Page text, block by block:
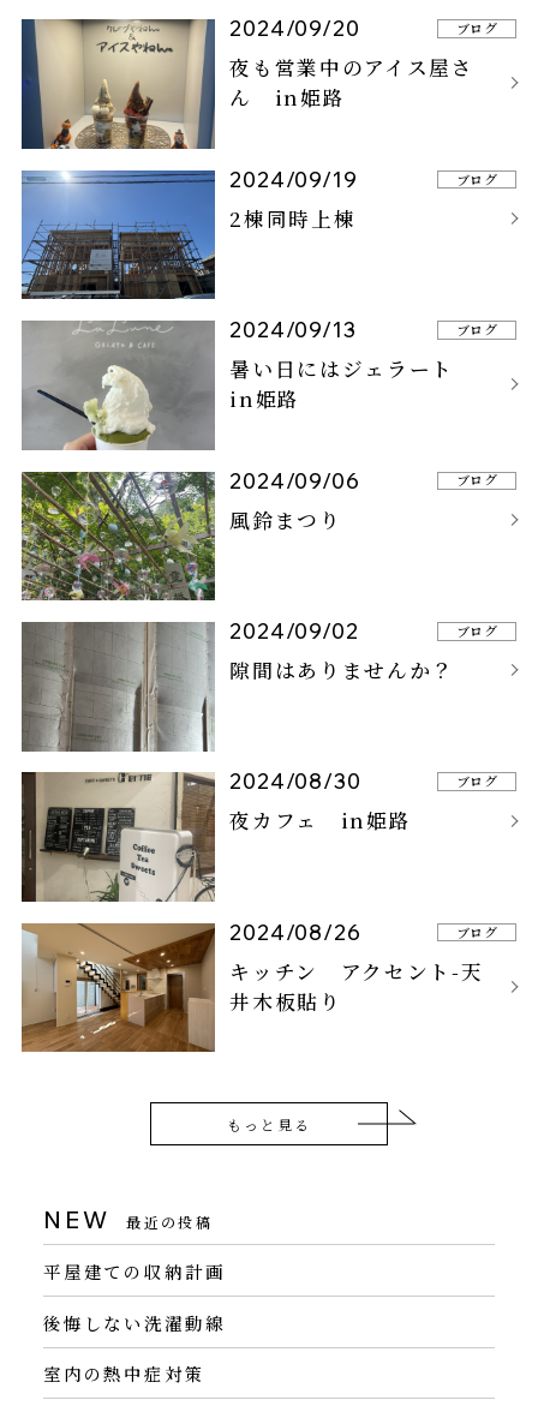
2024/09/20
夜も営業中のアイス屋さ
ん in姫路
ブログ
2024/09/19
2棟同時上棟
ブログ
2024/09/13
暑い日にはジェラート
in姫路
ブログ
2024/09/06
風鈴まつり
ブログ
2024/09/02
隙間はありませんか？
ブログ
2024/08/30
夜カフェ in姫路
ブログ
2024/08/26
キッチン アクセント-天
井木板貼り
ブログ
もっと見る
NEW 最近の投稿
平屋建ての収納計画
後悔しない洗濯動線
室内の熱中症対策